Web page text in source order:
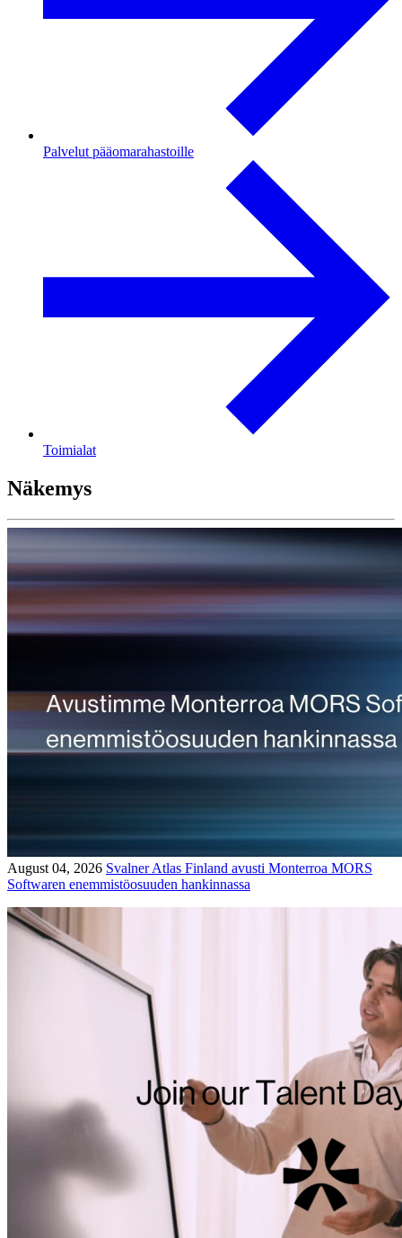
Palvelut pääomarahastoille
Toimialat
Näkemys
August 04, 2026 Svalner Atlas Finland avusti Monterroa MORS
Softwaren enemmistöosuuden hankinnassa